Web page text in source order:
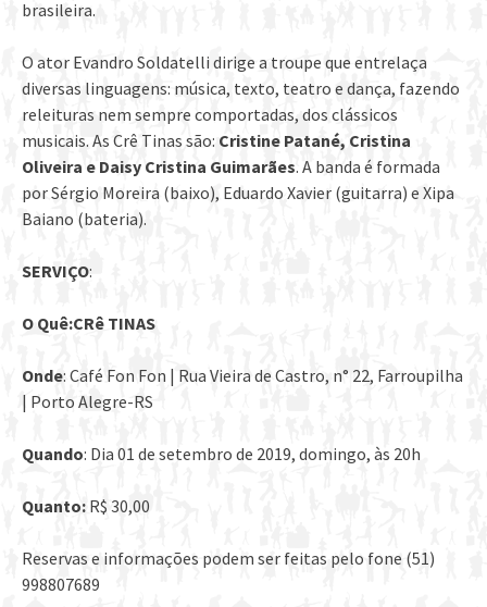
brasileira.
O ator Evandro Soldatelli dirige a troupe que entrelaça
diversas linguagens: música, texto, teatro e dança, fazendo
releituras nem sempre comportadas, dos clássicos
musicais. As Crê Tinas são: Cristine Patané, Cristina
Oliveira e Daisy Cristina Guimarães. A banda é formada
por Sérgio Moreira (baixo), Eduardo Xavier (guitarra) e Xipa
Baiano (bateria).
SERVIÇO:
O Quê:CRê TINAS
Onde: Café Fon Fon | Rua Vieira de Castro, n° 22, Farroupilha
| Porto Alegre-RS
Quando: Dia 01 de setembro de 2019, domingo, às 20h
Quanto: R$ 30,00
Reservas e informações podem ser feitas pelo fone (51)
998807689